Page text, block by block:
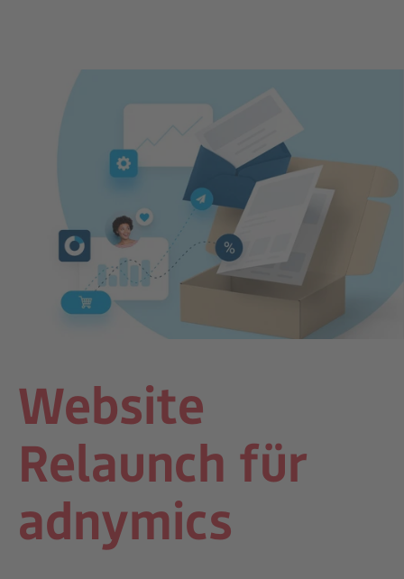
Website
Relaunch für
adnymics